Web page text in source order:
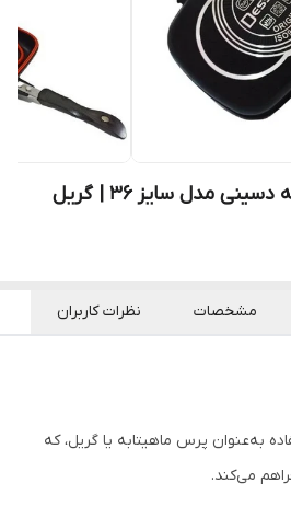
ماهیتابه رژیمی دو طرفه دسینی مدل سایز ۳۶ | گریل
مشخصات نظرات کاربران
به‌عنوان پرس ماهیتابه یا گریل، که
می‌کند.